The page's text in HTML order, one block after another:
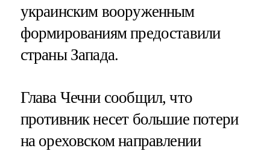
украинским вооруженным
формированиям предоставили
страны Запада.
Глава Чечни сообщил, что
противник несет большие потери
на ореховском направлении